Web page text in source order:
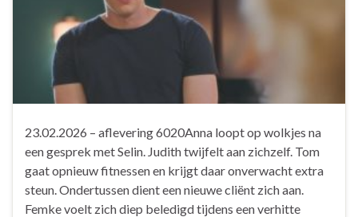
23.02.2026 – aflevering 6020Anna loopt op wolkjes na
een gesprek met Selin. Judith twijfelt aan zichzelf. Tom
gaat opnieuw fitnessen en krijgt daar onverwacht extra
steun. Ondertussen dient een nieuwe cliënt zich aan.
Femke voelt zich diep beledigd tijdens een verhitte